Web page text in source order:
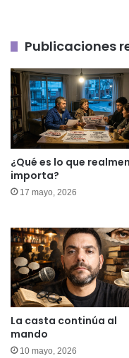
Publicaciones
¿Qué es lo que
importa?
17 mayo, 2026
La casta continúa al
mando
10 mayo, 2026